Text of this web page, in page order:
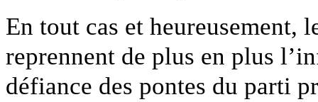
En tout cas et heureusement,
reprennent de plus en plus
défiance des pontes du parti